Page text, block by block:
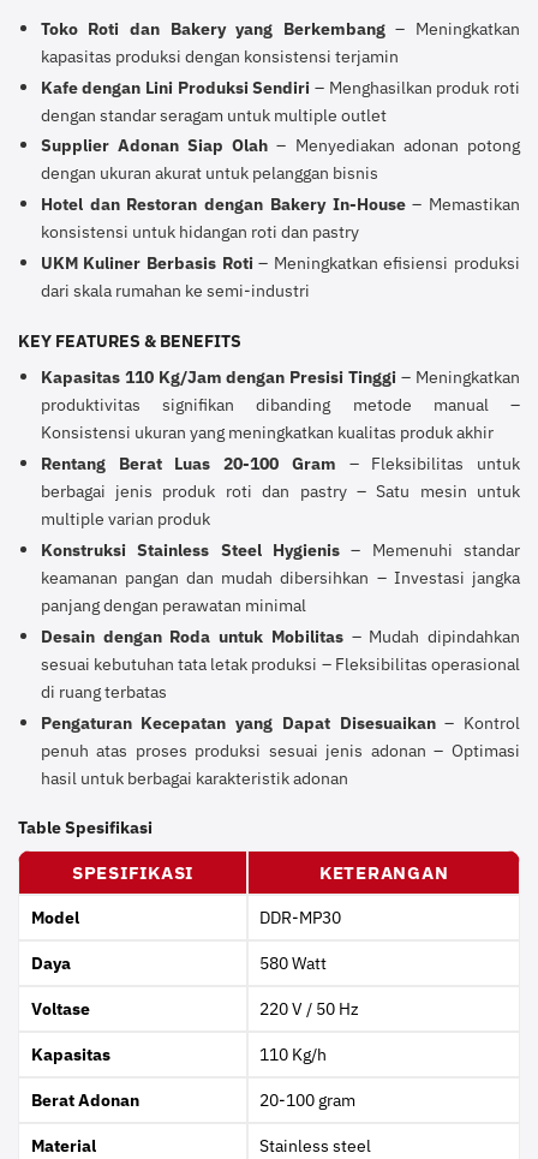
Toko Roti dan Bakery yang Berkembang– Meningkatkan
kapasitas produksi dengan konsistensi terjamin
Kafe dengan Lini Produksi Sendiri – Menghasilkan produk roti
dengan standar seragam untuk multiple outlet
Supplier Adonan Siap Olah – Menyediakan adonan potong
dengan ukuran akurat untuk pelanggan bisnis
Hotel dan Restoran dengan Bakery In-House– Memastikan
konsistensi untuk hidangan roti dan pastry
UKM Kuliner Berbasis Roti– Meningkatkan efisiensi produksi
dari skala rumahan ke semi-industri
KEY FEATURES & BENEFITS
Kapasitas 110 Kg/Jam dengan Presisi Tinggi – Meningkatkan
produktivitas signifikan dibanding metode manual –
Konsistensi ukuran yang meningkatkan kualitas produk akhir
Rentang Berat Luas 20-100 Gram – Fleksibilitas untuk
berbagai jenis produk roti dan pastry – Satu mesin untuk
multiple varian produk
Konstruksi Stainless Steel Hygienis– Memenuhi standar
keamanan pangan dan mudah dibersihkan – Investasi jangka
panjang dengan perawatan minimal
Desain dengan Roda untuk Mobilitas– Mudah dipindahkan
sesuai kebutuhan tata letak produksi – Fleksibilitas operasional
di ruang terbatas
Pengaturan Kecepatan yang Dapat Disesuaikan– Kontrol
penuh atas proses produksi sesuai jenis adonan – Optimasi
hasil untuk berbagai karakteristik adonan
Table Spesifikasi
SPESIFIKASI
KETERANGAN
Model DDR-MP30
Daya 580 Watt
Voltase 220 V / 50 Hz
Kapasitas 110 Kg/h
Berat Adonan 20-100 gram
Material Stainless steel